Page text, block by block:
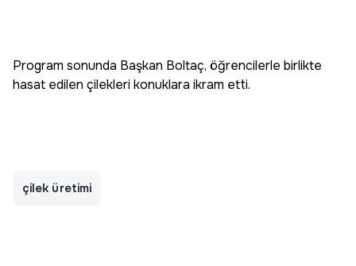
Program sonunda Başkan Boltaç, öğrencilerle birlikte
hasat edilen çilekleri konuklara ikram etti.
çilek üretimi